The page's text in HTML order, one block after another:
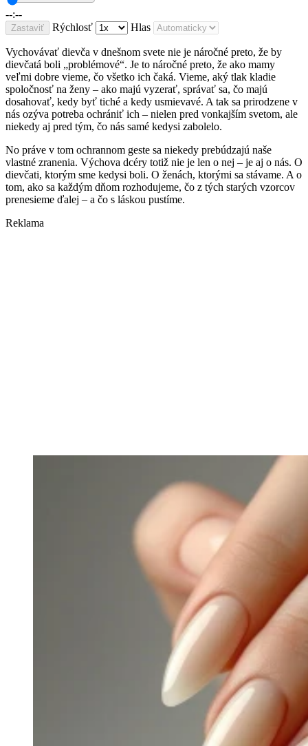
--:--
Zastaviť Rýchlosť Hlas
Vychovávať dievča v dnešnom svete nie je náročné preto, že by
dievčatá boli „problémové“. Je to náročné preto, že ako mamy
veľmi dobre vieme, čo všetko ich čaká. Vieme, aký tlak kladie
spoločnosť na ženy – ako majú vyzerať, správať sa, čo majú
dosahovať, kedy byť tiché a kedy usmievavé. A tak sa prirodzene v
nás ozýva potreba ochrániť ich – nielen pred vonkajším svetom, ale
niekedy aj pred tým, čo nás samé kedysi zabolelo.
No práve v tom ochrannom geste sa niekedy prebúdzajú naše
vlastné zranenia. Výchova dcéry totiž nie je len o nej – je aj o nás. O
dievčati, ktorým sme kedysi boli. O ženách, ktorými sa stávame. A o
tom, ako sa každým dňom rozhodujeme, čo z tých starých vzorcov
prenesieme ďalej – a čo s láskou pustíme.
Reklama